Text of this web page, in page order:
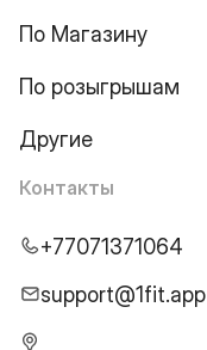
По Магазину
По розыгрышам
Другие
Контакты
+77071371064
support@1fit.app